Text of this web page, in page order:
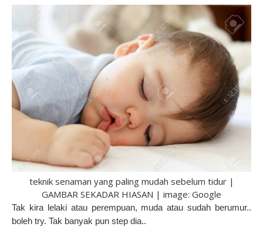
teknik senaman yang paling mudah sebelum tidur |
GAMBAR SEKADAR HIASAN | image: Google
Tak kira lelaki atau perempuan, muda atau sudah berumur..
boleh try. Tak banyak pun step dia..